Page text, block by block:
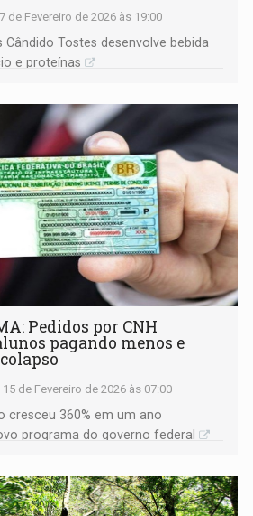
de Fevereiro de 2026 às 19:00
Cândido Tostes desenvolve bebida
e proteínas
Pedidos por CNH
pagando menos e
15 de Fevereiro de 2026 às 07:00
cresceu 360% em um ano
programa do governo federal